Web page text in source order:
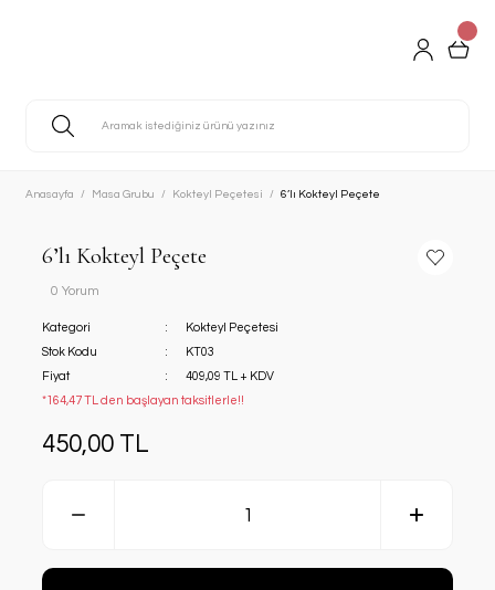
Anasayfa Masa Grubu Kokteyl Peçetesi 6’lı Kokteyl Peçete
6’lı Kokteyl Peçete
0 Yorum
Kategori
Kokteyl Peçetesi
Stok Kodu
KT03
Fiyat
409,09 TL + KDV
*164,47 TL den başlayan taksitlerle!!
450,00 TL